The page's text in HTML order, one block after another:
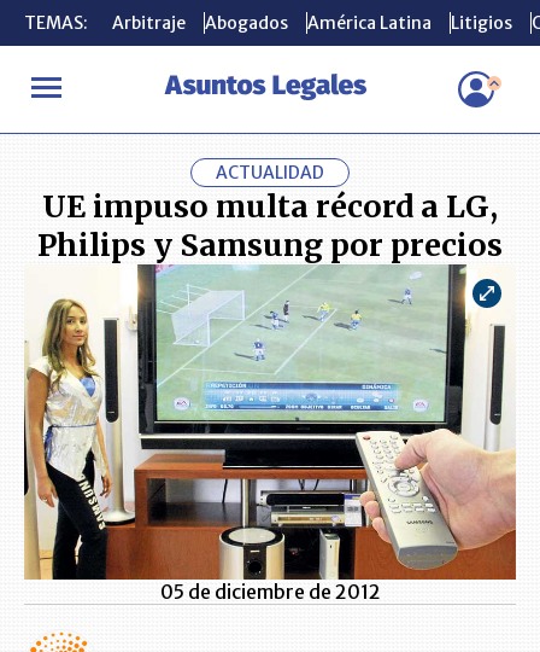
TEMAS: Arbitraje Abogados América Latina Litigios
INICIO ACTUALIDAD UE impuso multa récord a LG, Philips y
TEMAS: Arbitraje Abogados América Latina Litigios
ACTUALIDAD
UE impuso multa récord a LG,
Philips y Samsung por precios
05 de diciembre de 2012